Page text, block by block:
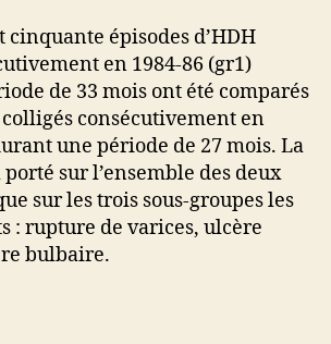
cinquante épisodes d’HDH
en 1984-86 (gr1)
de 33 mois ont été comparés
colligés consécutivement en
une période de 27 mois. La
sur l’ensemble des deux
sur les trois sous-groupes les
: rupture de varices, ulcère
bulbaire.